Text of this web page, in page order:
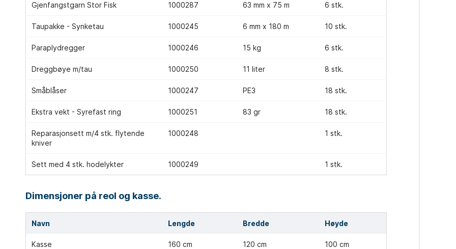
Gjenfangstgarn Stor Fisk 1000287 63 mm x 75 m 6 stk.
Taupakke - Synketau 1000245 6 mm x 180 m 10 stk.
Paraplydregger 1000246 15 kg 6 stk.
Dreggbøye m/tau 1000250 11 liter 8 stk.
Småblåser 1000247 PE3 18 stk.
Ekstra vekt - Syrefast ring 1000251 83 gr 18 stk.
Reparasjonsett m/4 stk. flytende
kniver
1000248 1 stk.
Sett med 4 stk. hodelykter 1000249 1 stk.
Dimensjoner på reol og kasse.
Navn Lengde Bredde Høyde
Kasse 160 cm 120 cm 100 cm